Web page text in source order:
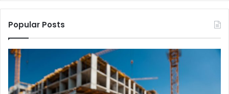
Popular Posts